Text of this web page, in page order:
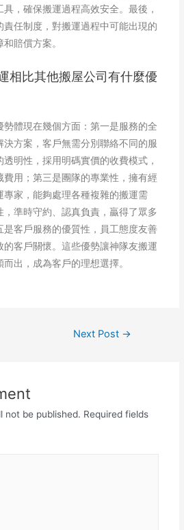
，確保搬運過程高效安全。最後，
任制度，對搬運過程中可能出現的
賠償方案。
相比其他搬屋公司有什麼優
體現在幾個方面：第一是服務的全
方案，客戶無需分別聯絡不同的服
明性，採用明碼實價的收費模式，
用；第三是團隊的專業性，擁有經
家，能夠處理各種複雜的搬運需
準時守約、認真負責，贏得了眾多
客戶服務的優質性，員工態度友善
客戶關懷。這些優勢讓神隊友搬運
出，成為客戶的理想選擇。
Next Post →
not be published. Required fields